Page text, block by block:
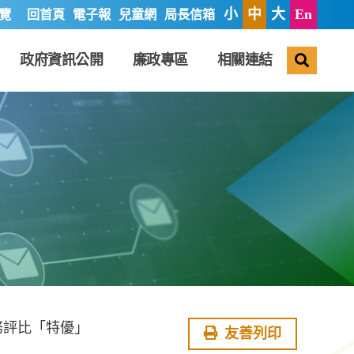
回首頁 電子報 兒童網 局長信箱 小 中 大 En
政府資訊公開 廉政專區 相關連結
比「特優」 友善列印